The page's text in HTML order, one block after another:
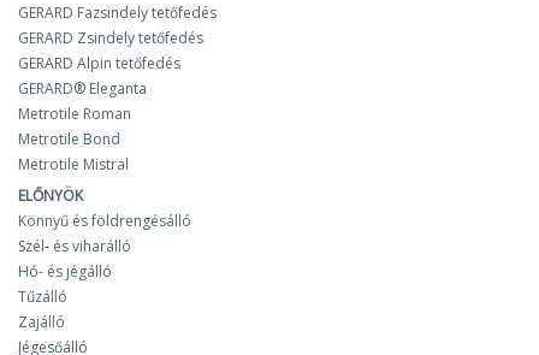
GERARD Fazsindely tetőfedés
GERARD Zsindely tetőfedés
GERARD Alpin tetőfedés
GERARD® Eleganta
Metrotile Roman
Metrotile Bond
Metrotile Mistral
ELŐNYÖK
Könnyű és földrengésálló
Szél- és viharálló
Hó- és jégálló
Tűzálló
Zajálló
Jégesőálló